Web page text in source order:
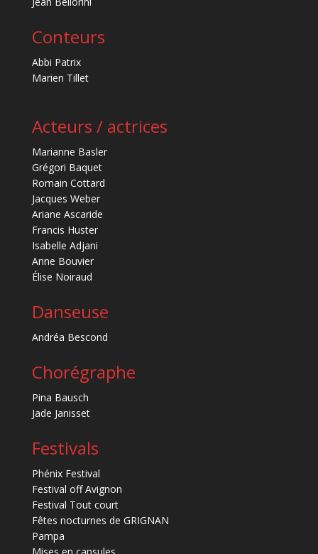
Conteurs
Abbi Patrix
Marien Tillet
Acteurs / actrices
Marianne Basler
Grégori Baquet
Romain Cottard
Jacques Weber
Ariane Ascaride
Francis Huster
Isabelle Adjani
Anne Bouvier
Élise Noiraud
Danseuse
Andréa Bescond
Chorégraphe
Pina Bausch
Jade Janisset
Festivals
Phénix Festival
Festival off Avignon
Festival Tout court
Fêtes nocturnes de GRIGNAN
Pampa